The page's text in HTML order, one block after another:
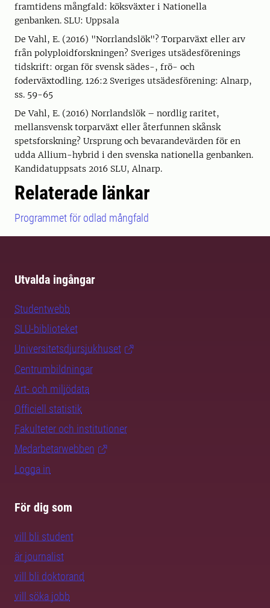
framtidens mångfald: köksväxter i Nationella
genbanken. SLU: Uppsala
De Vahl, E. (2016) "Norrlandslök"? Torparväxt eller arv
från polyploidforskningen? Sveriges utsädesförenings
tidskrift: organ för svensk sädes-, frö- och
foderväxtodling. 126:2 Sveriges utsädesförening: Alnarp,
ss. 59-65
De Vahl, E. (2016) Norrlandslök – nordlig raritet,
mellansvensk torparväxt eller återfunnen skånsk
spetsforskning? Ursprung och bevarandevärden för en
udda Allium-hybrid i den svenska nationella genbanken.
Kandidatuppsats 2016 SLU, Alnarp.
Relaterade länkar
Programmet för odlad mångfald
Utvalda ingångar
Studentwebb
SLU-biblioteket
Universitetsdjursjukhuset
Centrumbildningar
Art- och miljödata
Officiell statistik
Fakulteter och institutioner
Medarbetarwebben
Logga in
För dig som
vill bli student
är journalist
vill bli doktorand
vill söka jobb